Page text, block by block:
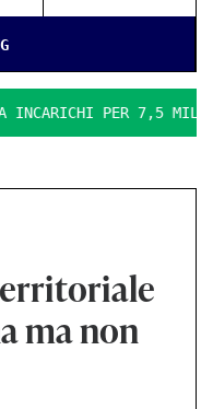
PER 7,5 MILIONI
ma non